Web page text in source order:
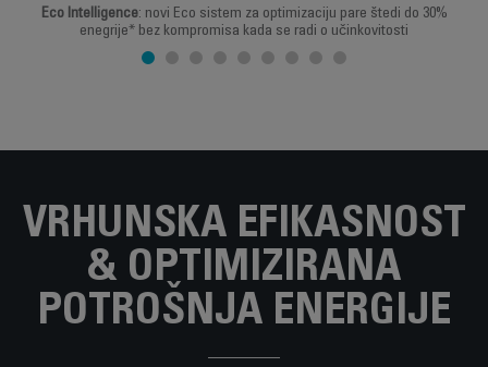
Eco Intelligence: novi Eco sistem za optimizaciju pare štedi do 30%
enegrije* bez kompromisa kada se radi o učinkovitosti
VRHUNSKA EFIKASNOST
& OPTIMIZIRANA
POTROŠNJA ENERGIJE